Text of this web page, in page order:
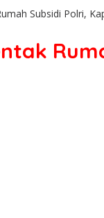
Subsidi Polri,